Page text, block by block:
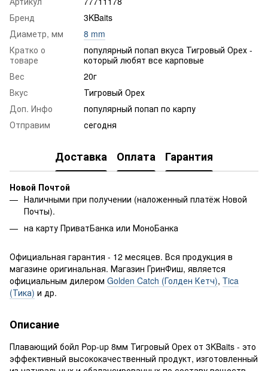
Бренд
3KBaits
Диаметр, мм
8 mm
Кратко о
товаре
популярный попап вкуса Тигровый Орех -
который любят все карповые
Вес
20г
Вкус
Тигровый Орех
Доп. Инфо
популярный попап по карпу
Отправим
сегодня
Доставка Оплата Гарантия
Новой Почтой
Наличными при получении (наложенный платёж Новой
Почты).
на карту ПриватБанка или МоноБанка
Официальная гарантия - 12 месяцев. Вся продукция в
магазине оригинальная. Магазин ГринФиш, является
официальным дилером Golden Catch (Голден Кетч), Tica
(Тика) и др.
Описание
Плавающий бойл Pop-up 8мм Тигровый Орех от 3KBaits - это
эффективный высококачественный продукт, изготовленный